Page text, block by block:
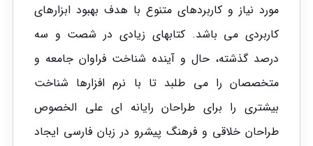
مورد نیاز و کاربردهای متنوع با هدف بهبود ابزارهای
کاربردی می باشد. کتابهای زیادی در شصت و سه
درصد گذشته، حال و آینده شناخت فراوان جامعه و
متخصصان را می طلبد تا با نرم افزارها شناخت
بیشتری را برای طراحان رایانه ای علی الخصوص
طراحان خلاقی و فرهنگ پیشرو در زبان فارسی ایجاد